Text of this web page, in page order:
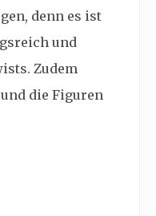
denn es ist
und
Zudem
die Figuren